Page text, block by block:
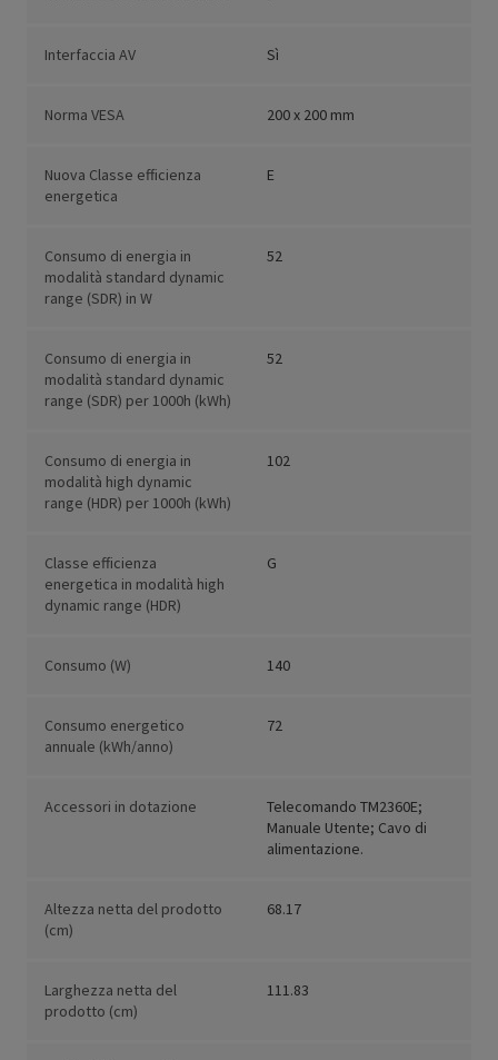
Interfaccia AV Sì
Norma VESA 200 x 200 mm
Nuova Classe efficienza
energetica
E
Consumo di energia in
modalità standard dynamic
range (SDR) in W
52
Consumo di energia in
modalità standard dynamic
range (SDR) per 1000h (kWh)
52
Consumo di energia in
modalità high dynamic
range (HDR) per 1000h (kWh)
102
Classe efficienza
energetica in modalità high
dynamic range (HDR)
G
Consumo (W) 140
Consumo energetico
annuale (kWh/anno)
72
Accessori in dotazione
Telecomando TM2360E;
Manuale Utente; Cavo di
alimentazione.
Altezza netta del prodotto
(cm)
68.17
Larghezza netta del
prodotto (cm)
111.83